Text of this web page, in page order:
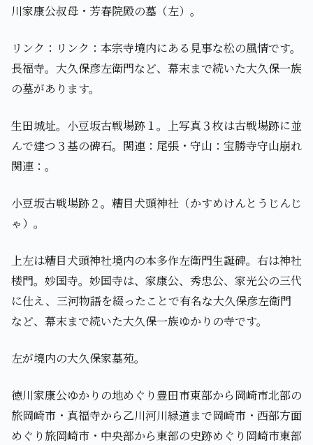
川家康公叔母・芳春院殿の墓（左）。
リンク：リンク：本宗寺境内にある見事な松の風情です。
長福寺。大久保彦左衛門など、幕末まで続いた大久保一族
の墓があります。
生田城址。小豆坂古戦場跡１。上写真３枚は古戦場跡に並
んで建つ３基の碑石。関連：尾張・守山：宝勝寺守山崩れ
関連：。
小豆坂古戦場跡２。糟目犬頭神社（かすめけんとうじんじ
ゃ）。
上左は糟目犬頭神社境内の本多作左衛門生誕碑。右は神社
楼門。妙国寺。妙国寺は、家康公、秀忠公、家光公の三代
に仕え、三河物語を綴ったことで有名な大久保彦左衛門
など、幕末まで続いた大久保一族ゆかりの寺です。
左が境内の大久保家墓苑。
徳川家康公ゆかりの地めぐり豊田市東部から岡崎市北部の
旅岡崎市・真福寺から乙川河川緑道まで岡崎市・西部方面
めぐり旅岡崎市・中央部から東部の史跡めぐり岡崎市東部